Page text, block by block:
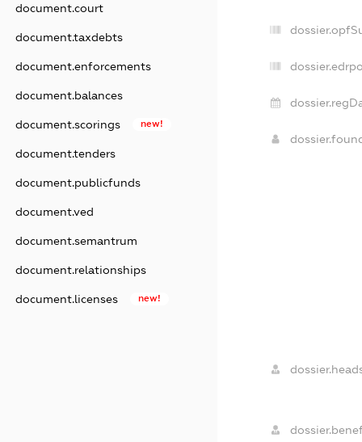
document.court
document.taxdebts
document.enforcements
document.balances
document.scorings new!
document.tenders
document.publicfunds
document.ved
document.semantrum
document.relationships
document.licenses new!